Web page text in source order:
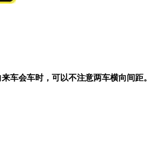
车会车时，可以不注意两车横向间距。